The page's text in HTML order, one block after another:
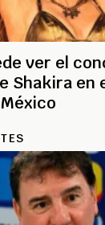
ver el
Shakira en